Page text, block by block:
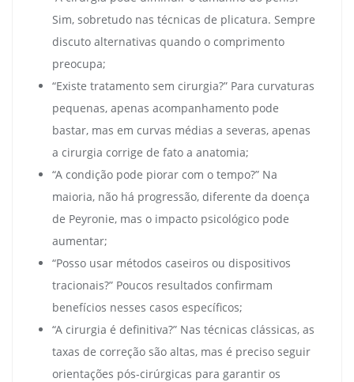
Sim, sobretudo nas técnicas de plicatura. Sempre
discuto alternativas quando o comprimento
preocupa;
“Existe tratamento sem cirurgia?” Para curvaturas
pequenas, apenas acompanhamento pode
bastar, mas em curvas médias a severas, apenas
a cirurgia corrige de fato a anatomia;
“A condição pode piorar com o tempo?” Na
maioria, não há progressão, diferente da doença
de Peyronie, mas o impacto psicológico pode
aumentar;
“Posso usar métodos caseiros ou dispositivos
tracionais?” Poucos resultados confirmam
benefícios nesses casos específicos;
“A cirurgia é definitiva?” Nas técnicas clássicas, as
taxas de correção são altas, mas é preciso seguir
orientações pós-cirúrgicas para garantir os